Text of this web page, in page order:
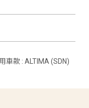
車款 : ALTIMA (SDN)